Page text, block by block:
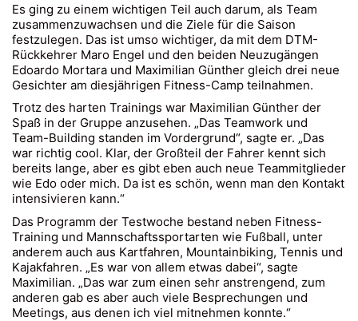
Es ging zu einem wichtigen Teil auch darum, als Team
zusammenzuwachsen und die Ziele für die Saison
festzulegen. Das ist umso wichtiger, da mit dem DTM-
Rückkehrer Maro Engel und den beiden Neuzugängen
Edoardo Mortara und Maximilian Günther gleich drei neue
Gesichter am diesjährigen Fitness-Camp teilnahmen.
Trotz des harten Trainings war Maximilian Günther der
Spaß in der Gruppe anzusehen. „Das Teamwork und
Team-Building standen im Vordergrund“, sagte er. „Das
war richtig cool. Klar, der Großteil der Fahrer kennt sich
bereits lange, aber es gibt eben auch neue Teammitglieder
wie Edo oder mich. Da ist es schön, wenn man den Kontakt
intensivieren kann.“
Das Programm der Testwoche bestand neben Fitness-
Training und Mannschaftssportarten wie Fußball, unter
anderem auch aus Kartfahren, Mountainbiking, Tennis und
Kajakfahren. „Es war von allem etwas dabei“, sagte
Maximilian. „Das war zum einen sehr anstrengend, zum
anderen gab es aber auch viele Besprechungen und
Meetings, aus denen ich viel mitnehmen konnte.“